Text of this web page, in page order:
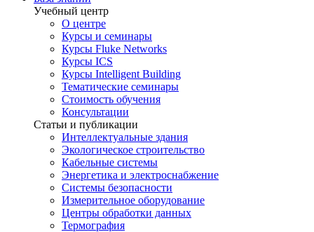
Учебный центр
О центре
Курсы и семинары
Курсы Fluke Networks
Курсы ICS
Курсы Intelligent Building
Тематические семинары
Стоимость обучения
Консультации
Статьи и публикации
Интеллектуальные здания
Экологическое строительство
Кабельные системы
Энергетика и электроснабжение
Системы безопасности
Измерительное оборудование
Центры обработки данных
Термография